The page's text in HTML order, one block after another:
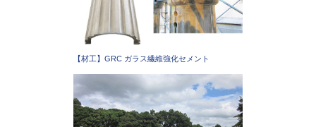
【材工】GRC ガラス繊維強化セメント